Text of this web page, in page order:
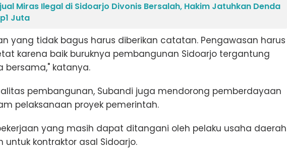
Miras Ilegal di Sidoarjo Divonis Bersalah, Hakim Jatuhkan Denda
Juta
yang tidak bagus harus diberikan catatan. Pengawasan harus
karena baik buruknya pembangunan Sidoarjo tergantung
bersama," katanya.
pembangunan, Subandi juga mendorong pemberdayaan
pelaksanaan proyek pemerintah.
yang masih dapat ditangani oleh pelaku usaha daerah
kontraktor asal Sidoarjo.